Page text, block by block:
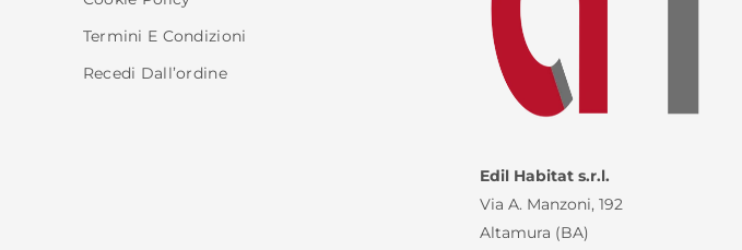
Termini E Condizioni
Recedi Dall’ordine
Edil Habitat s.r.l.
Via A. Manzoni, 192
Altamura (BA)